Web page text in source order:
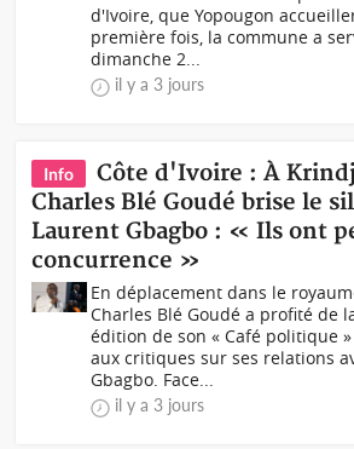
d'Ivoire, que Yopougon
première fois, la commune a
dimanche 2...
il y a 3 jours
Info
Côte d'Ivoire : À
Charles Blé Goudé brise le
Laurent Gbagbo : « Ils ont
concurrence »
En déplacement dans le
Charles Blé Goudé a profité de
édition de son « Café politique
aux critiques sur ses relations
Gbagbo. Face...
il y a 3 jours